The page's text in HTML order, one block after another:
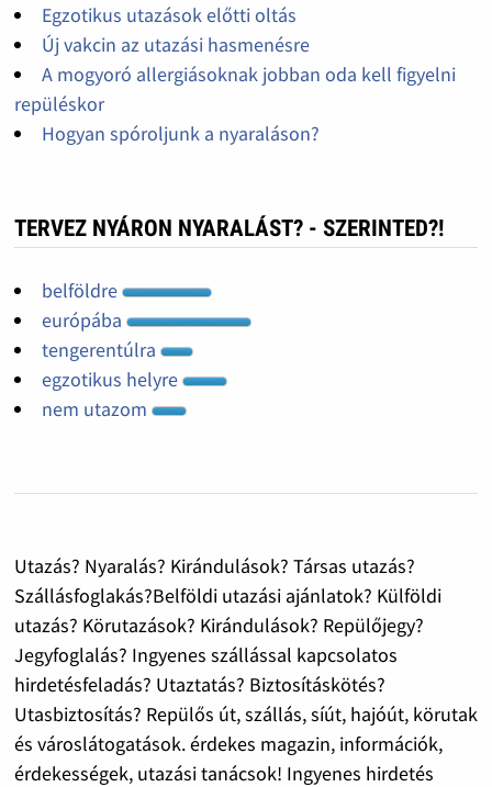
Egzotikus utazások előtti oltás
Új vakcin az utazási hasmenésre
A mogyoró allergiásoknak jobban oda kell figyelni
repüléskor
Hogyan spóroljunk a nyaraláson?
TERVEZ NYÁRON NYARALÁST? - SZERINTED?!
belföldre
európába
tengerentúlra
egzotikus helyre
nem utazom
Utazás? Nyaralás? Kirándulások? Társas utazás?
Szállásfoglakás?Belföldi utazási ajánlatok? Külföldi
utazás? Körutazások? Kirándulások? Repülőjegy?
Jegyfoglalás? Ingyenes szállással kapcsolatos
hirdetésfeladás? Utaztatás? Biztosításkötés?
Utasbiztosítás? Repülős út, szállás, síút, hajóút, körutak
és városlátogatások. érdekes magazin, információk,
érdekességek, utazási tanácsok! Ingyenes hirdetés